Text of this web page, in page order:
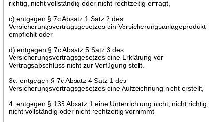
richtig, nicht vollständig oder nicht rechtzeitig erfragt,
c) entgegen § 7c Absatz 1 Satz 2 des
Versicherungsvertragsgesetzes ein Versicherungsanlageprodukt
empfiehlt oder
d) entgegen § 7c Absatz 5 Satz 3 des
Versicherungsvertragsgesetzes eine Erklärung vor
Vertragsabschluss nicht zur Verfügung stellt,
3c. entgegen § 7c Absatz 4 Satz 1 des
Versicherungsvertragsgesetzes eine Aufzeichnung nicht erstellt,
4. entgegen § 135 Absatz 1 eine Unterrichtung nicht, nicht richtig,
nicht vollständig oder nicht rechtzeitig vornimmt,